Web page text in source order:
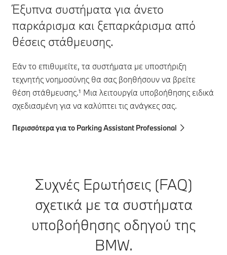
Έξυπνα συστήματα για άνετο
παρκάρισμα και ξεπαρκάρισμα από
θέσεις στάθμευσης.
Εάν το επιθυμείτε, τα συστήματα με υποστήριξη
τεχνητής νοημοσύνης θα σας βοηθήσουν να βρείτε
θέση στάθμευσης.¹ Mια λειτουργία υποβοήθησης ειδικά
σχεδιασμένη για να καλύπτει τις ανάγκες σας.
Περισσότερα για το Parking Assistant Professional
Συχνές Ερωτήσεις (FAQ)
σχετικά με τα συστήματα
υποβοήθησης οδηγού της
BMW.